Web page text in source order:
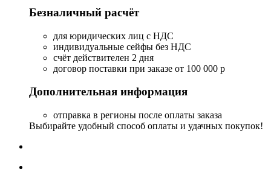
Безналичный расчёт
для юридических лиц с НДС
индивидуальные сейфы без НДС
счёт действителен 2 дня
договор поставки при заказе от 100 000 р
Дополнительная информация
отправка в регионы после оплаты заказа
Выбирайте удобный способ оплаты и удачных покупок!